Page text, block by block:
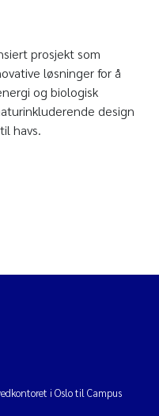
prosjekt som
løsninger for å
og biologisk
design
havs.
i Oslo til Campus